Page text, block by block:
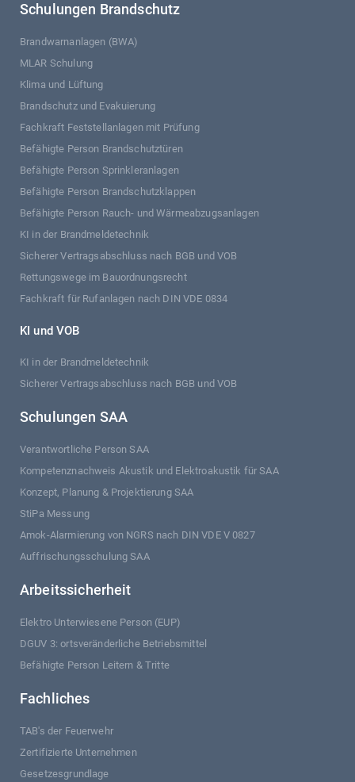
Schulungen Brandschutz
Brandwarnanlagen (BWA)
MLAR Schulung
Klima und Lüftung
Brandschutz und Evakuierung
Fachkraft Feststellanlagen mit Prüfung
Befähigte Person Brandschutztüren
Befähigte Person Sprinkleranlagen
Befähigte Person Brandschutzklappen
Befähigte Person Rauch- und Wärmeabzugsanlagen
KI in der Brandmeldetechnik
Sicherer Vertragsabschluss nach BGB und VOB
Rettungswege im Bauordnungsrecht
Fachkraft für Rufanlagen nach DIN VDE 0834
KI und VOB
KI in der Brandmeldetechnik
Sicherer Vertragsabschluss nach BGB und VOB
Schulungen SAA
Verantwortliche Person SAA
Kompetenznachweis Akustik und Elektroakustik für SAA
Konzept, Planung & Projektierung SAA
StiPa Messung
Amok-Alarmierung von NGRS nach DIN VDE V 0827
Auffrischungsschulung SAA
Arbeitssicherheit
Elektro Unterwiesene Person (EUP)
DGUV 3: ortsveränderliche Betriebsmittel
Befähigte Person Leitern & Tritte
Fachliches
TAB's der Feuerwehr
Zertifizierte Unternehmen
Gesetzesgrundlage